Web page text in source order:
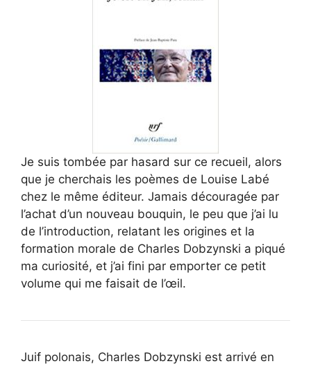
Je suis tombée par hasard sur ce recueil, alors
que je cherchais les poèmes de Louise Labé
chez le même éditeur. Jamais découragée par
l’achat d’un nouveau bouquin, le peu que j’ai lu
de l’introduction, relatant les origines et la
formation morale de Charles Dobzynski a piqué
ma curiosité, et j’ai fini par emporter ce petit
volume qui me faisait de l’œil.
Juif polonais, Charles Dobzynski est arrivé en